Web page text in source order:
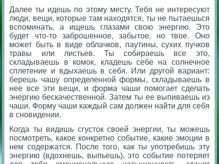
Далее ты идешь по этому месту. Тебя не интересуют
люди, вещи, которые там находятся, ты не пытаешься
вспоминать, а ищешь глазами свою энергию. Это
будет что-то заброшенное, забытое, но твое. Оно
может быть в виде облачков, паутины, сухих пучков
травы или листьев. Ты собираешь все это,
складываешь в комок, кладешь себе на солнечное
сплетение и вдыхаешь в себя. Или другой вариант:
берешь чашу определенной формы, складываешь в
нее все эти вещи, и форма чаши помогает сделать
энергию бескачественной. Затем ты ее выпиваешь из
чаши. Форму чаши каждый сам должен найти для себя
в сновидении.
Когда ты видишь сгусток своей энергии, ты можешь
посмотреть, какое конкретно событие, какие эмоции в
нем содержатся. После того, как ты употребишь эту
энергию (вдохнешь, выпьешь), это событие потеряет